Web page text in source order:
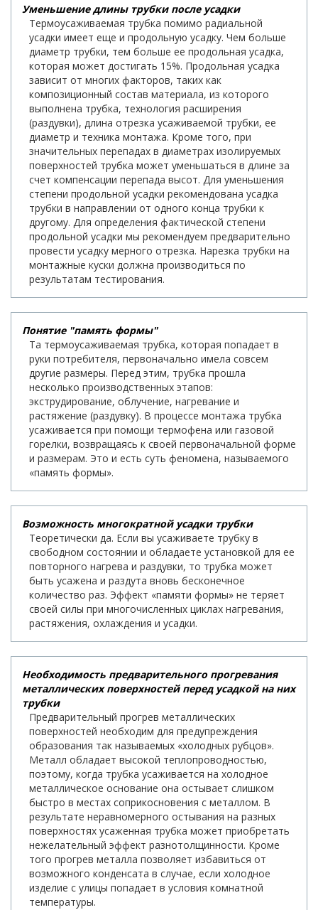
Уменьшение длины трубки после усадки
Термоусаживаемая трубка помимо радиальной
усадки имеет еще и продольную усадку. Чем больше
диаметр трубки, тем больше ее продольная усадка,
которая может достигать 15%. Продольная усадка
зависит от многих факторов, таких как
композиционный состав материала, из которого
выполнена трубка, технология расширения
(раздувки), длина отрезка усаживаемой трубки, ее
диаметр и техника монтажа. Кроме того, при
значительных перепадах в диаметрах изолируемых
поверхностей трубка может уменьшаться в длине за
счет компенсации перепада высот. Для уменьшения
степени продольной усадки рекомендована усадка
трубки в направлении от одного конца трубки к
другому. Для определения фактической степени
продольной усадки мы рекомендуем предварительно
провести усадку мерного отрезка. Нарезка трубки на
монтажные куски должна производиться по
результатам тестирования.
Понятие "память формы"
Та термоусаживаемая трубка, которая попадает в
руки потребителя, первоначально имела совсем
другие размеры. Перед этим, трубка прошла
несколько производственных этапов:
экструдирование, облучение, нагревание и
растяжение (раздувку). В процессе монтажа трубка
усаживается при помощи термофена или газовой
горелки, возвращаясь к своей первоначальной форме
и размерам. Это и есть суть феномена, называемого
«память формы».
Возможность многократной усадки трубки
Теоретически да. Если вы усаживаете трубку в
свободном состоянии и обладаете установкой для ее
повторного нагрева и раздувки, то трубка может
быть усажена и раздута вновь бесконечное
количество раз. Эффект «памяти формы» не теряет
своей силы при многочисленных циклах нагревания,
растяжения, охлаждения и усадки.
Необходимость предварительного прогревания
металлических поверхностей перед усадкой на них
трубки
Предварительный прогрев металлических
поверхностей необходим для предупреждения
образования так называемых «холодных рубцов».
Металл обладает высокой теплопроводностью,
поэтому, когда трубка усаживается на холодное
металлическое основание она остывает слишком
быстро в местах соприкосновения с металлом. В
результате неравномерного остывания на разных
поверхностях усаженная трубка может приобретать
нежелательный эффект разнотолщинности. Кроме
того прогрев металла позволяет избавиться от
возможного конденсата в случае, если холодное
изделие с улицы попадает в условия комнатной
температуры.